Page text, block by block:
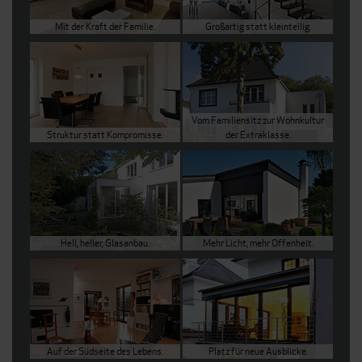
Mit der Kraft der Familie. Großartig statt kleinteilig.
Struktur statt Kompromisse.
Vom Familiensitz zur Wohnkultur
der Extraklasse.
Hell, heller, Glasanbau. Mehr Licht, mehr Offenheit.
Auf der Südseite des Lebens. Platz für neue Ausblicke.